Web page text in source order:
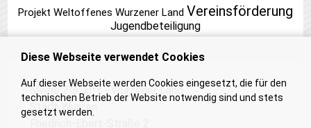
Projekt Weltoffenes Wurzener Land Vereinsförderung
Jugendbeteiligung
Meine Zukunft - Wurzener Land
Stadt Wurzen
Diese Webseite verwendet Cookies
Auf dieser Webseite werden Cookies eingesetzt, die für den
technischen Betrieb der Website notwendig sind und stets
gesetzt werden.